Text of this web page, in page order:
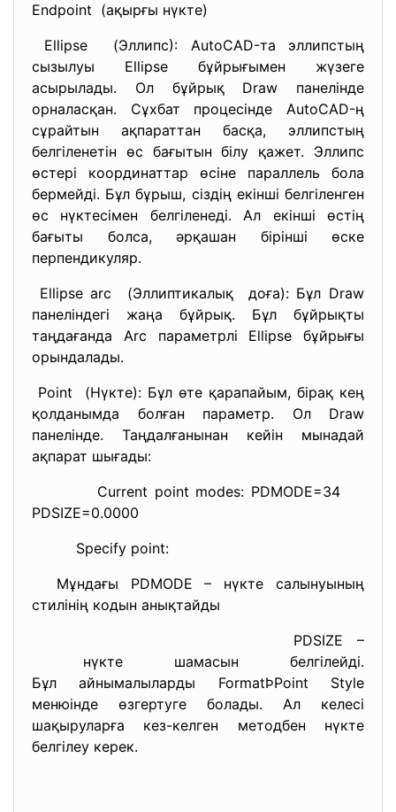
Endpoint (ақырғы нүкте)
Ellipse (Эллипс): AutoCAD-та эллипстың
сызылуы Ellipse бұйрығымен жүзеге
асырылады. Ол бұйрық Draw панелінде
орналасқан. Сұхбат процесінде AutoCAD-ң
сұрайтын ақпараттан басқа, эллипстың
белгіленетін өс бағытын білу қажет. Эллипс
өстері координаттар өсіне параллель бола
бермейді. Бұл бұрыш, сіздің екінші белгіленген
өс нүктесімен белгіленеді. Ал екінші өстің
бағыты болса, әрқашан бірінші өске
перпендикуляр.
Ellipse arc (Эллиптикалық доға): Бұл Draw
панеліндегі жаңа бұйрық. Бұл бұйрықты
таңдағанда Arc параметрлі Ellipse бұйрығы
орындалады.
Point (Нүкте): Бұл өте қарапайым, бірақ кең
қолданымда болған параметр. Ол Draw
панелінде. Таңдалғанынан кейін мынадай
ақпарат шығады:
Current point modes: PDMODE=34
PDSIZE=0.0000
Specify point:
Мұндағы PDMODE – нүкте салынуының
стилінің кодын анықтайды
PDSIZE –
нүкте шамасын белгілейді.
Бұл айнымалыларды FormatÞPoint Style
менюінде өзгертуге болады. Ал келесі
шақыруларға кез-келген методбен нүкте
белгілеу керек.